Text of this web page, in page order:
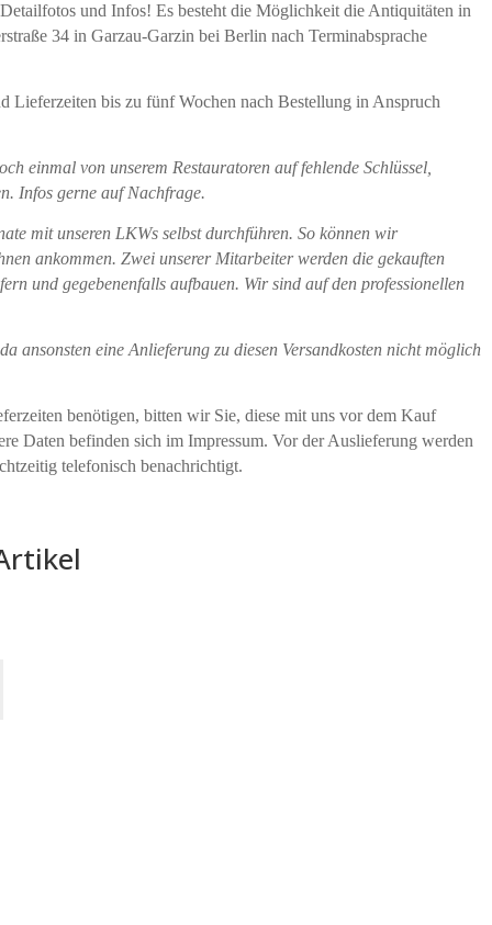
und Infos! Es besteht die Möglichkeit die Antiquitäten in
34 in Garzau-Garzin bei Berlin nach Terminabsprache
Lieferzeiten bis zu fünf Wochen nach Bestellung in Anspruch
einmal von unserem Restauratoren auf fehlende Schlüssel,
Infos gerne auf Nachfrage.
mit unseren LKWs selbst durchführen. So können wir
ankommen. Zwei unserer Mitarbeiter werden die gekauften
und gegebenenfalls aufbauen. Wir sind auf den professionellen
ansonsten eine Anlieferung zu diesen Versandkosten nicht möglich
benötigen, bitten wir Sie, diese mit uns vor dem Kauf
Daten befinden sich im Impressum. Vor der Auslieferung werden
telefonisch benachrichtigt.